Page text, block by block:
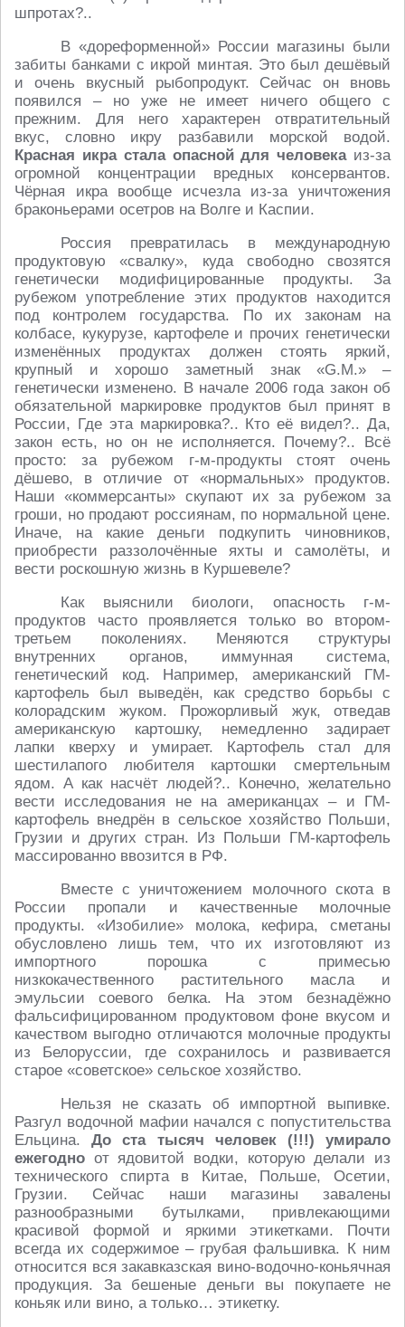
шпротах?..
В «дореформенной» России магазины были
забиты банками с икрой минтая. Это был дешёвый
и очень вкусный рыбопродукт. Сейчас он вновь
появился – но уже не имеет ничего общего с
прежним. Для него характерен отвратительный
вкус, словно икру разбавили морской водой.
Красная икра стала опасной для человекаиз-за
огромной концентрации вредных консервантов.
Чёрная икра вообще исчезла из-за уничтожения
браконьерами осетров на Волге и Каспии.
Россия превратилась в международную
продуктовую «свалку», куда свободно свозятся
генетически модифицированные продукты. За
рубежом употребление этих продуктов находится
под контролем государства. По их законам на
колбасе, кукурузе, картофеле и прочих генетически
изменённых продуктах должен стоять яркий,
крупный и хорошо заметный знак «G.M.» –
генетически изменено. В начале 2006 года закон об
обязательной маркировке продуктов был принят в
России, Где эта маркировка?.. Кто её видел?.. Да,
закон есть, но он не исполняется. Почему?.. Всё
просто: за рубежом г-м-продукты стоят очень
дёшево, в отличие от «нормальных» продуктов.
Наши «коммерсанты» скупают их за рубежом за
гроши, но продают россиянам, по нормальной цене.
Иначе, на какие деньги подкупить чиновников,
приобрести раззолочённые яхты и самолёты, и
вести роскошную жизнь в Куршевеле?
Как выяснили биологи, опасность г-м-
продуктов часто проявляется только во втором-
третьем поколениях. Меняются структуры
внутренних органов, иммунная система,
генетический код. Например, американский ГМ-
картофель был выведён, как средство борьбы с
колорадским жуком. Прожорливый жук, отведав
американскую картошку, немедленно задирает
лапки кверху и умирает. Картофель стал для
шестилапого любителя картошки смертельным
ядом. А как насчёт людей?.. Конечно, желательно
вести исследования не на американцах – и ГМ-
картофель внедрён в сельское хозяйство Польши,
Грузии и других стран. Из Польши ГМ-картофель
массированно ввозится в РФ.
Вместе с уничтожением молочного скота в
России пропали и качественные молочные
продукты. «Изобилие» молока, кефира, сметаны
обусловлено лишь тем, что их изготовляют из
импортного порошка с примесью
низкокачественного растительного масла и
эмульсии соевого белка. На этом безнадёжно
фальсифицированном продуктовом фоне вкусом и
качеством выгодно отличаются молочные продукты
из Белоруссии, где сохранилось и развивается
старое «советское» сельское хозяйство.
Нельзя не сказать об импортной выпивке.
Разгул водочной мафии начался с попустительства
Ельцина.До ста тысяч человек (!!!) умирало
ежегодно от ядовитой водки, которую делали из
технического спирта в Китае, Польше, Осетии,
Грузии. Сейчас наши магазины завалены
разнообразными бутылками, привлекающими
красивой формой и яркими этикетками. Почти
всегда их содержимое – грубая фальшивка. К ним
относится вся закавказская вино-водочно-коньячная
продукция. За бешеные деньги вы покупаете не
коньяк или вино, а только… этикетку.